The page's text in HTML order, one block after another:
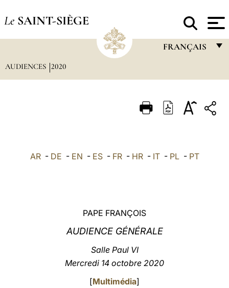
Le SAINT-SIÈGE
FRANÇAIS
ITALIANO
中文
AUDIENCES 2020
AR- DE - EN - ES- FR- HR- IT- PL- PT
PAPE FRANÇOIS
AUDIENCE GÉNÉRALE
Salle Paul VI
Mercredi 14 octobre 2020
[Multimédia]